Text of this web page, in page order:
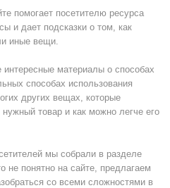
помогает посетителю ресурса
и дает подсказки о том, как
иные вещи.
материалы о способах
способах использования
других вещах, которые
товар и как можно легче его
мы собрали в разделе
не понятно на сайте, предлагаем
со всеми сложностями в